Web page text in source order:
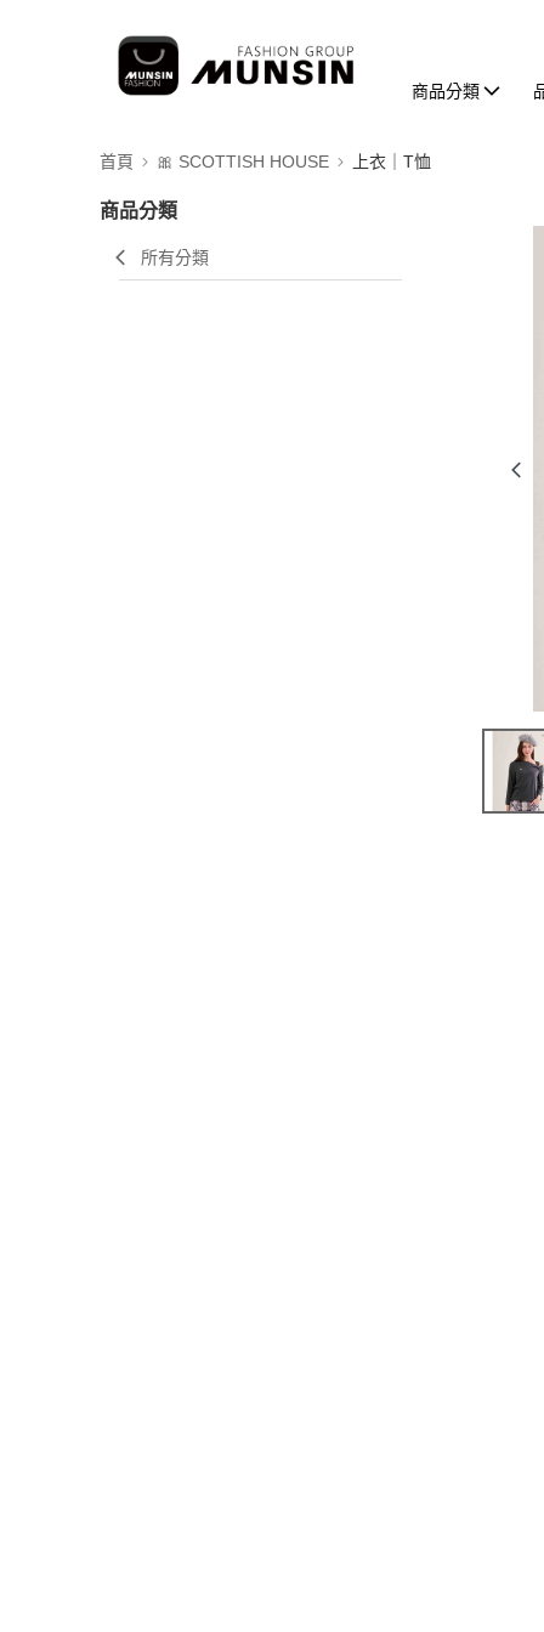
商品分類
首頁 🎀 SCOTTISH HOUSE 上衣｜T恤
商品分類
所有分類